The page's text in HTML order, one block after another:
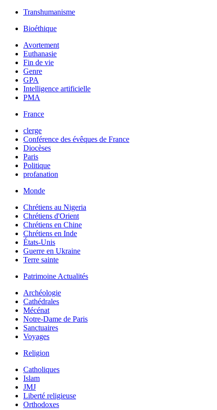
Transhumanisme
Bioéthique
Avortement
Euthanasie
Fin de vie
Genre
GPA
Intelligence artificielle
PMA
France
clerge
Conférence des évêques de France
Diocèses
Paris
Politique
profanation
Monde
Chrétiens au Nigeria
Chrétiens d'Orient
Chrétiens en Chine
Chrétiens en Inde
États-Unis
Guerre en Ukraine
Terre sainte
Patrimoine Actualités
Archéologie
Cathédrales
Mécénat
Notre-Dame de Paris
Sanctuaires
Voyages
Religion
Catholiques
Islam
JMJ
Liberté religieuse
Orthodoxes